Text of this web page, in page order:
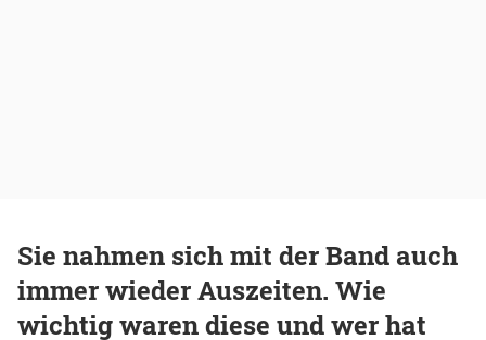
Sie nahmen sich mit der Band auch
immer wieder Auszeiten. Wie
wichtig waren diese und wer hat